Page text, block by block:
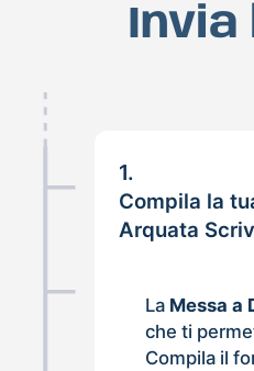
Invia
1.
Compila la
Arquata
La Messa a
che ti
Compila il